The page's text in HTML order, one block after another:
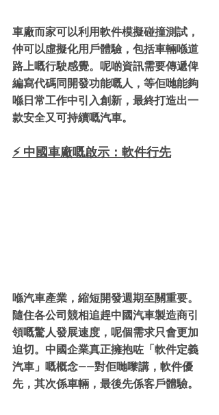
車廠而家可以利用軟件模擬碰撞測試，
仲可以虛擬化用戶體驗，包括車輛喺道
路上嘅行駛感覺。呢啲資訊需要傳遞俾
編寫代碼同開發功能嘅人，等佢哋能夠
喺日常工作中引入創新，最終打造出一
款安全又可持續嘅汽車。
⚡ 中國車廠嘅啟示：軟件行先
喺汽車產業，縮短開發週期至關重要。
隨住各公司競相追趕中國汽車製造商引
領嘅驚人發展速度，呢個需求只會更加
迫切。中國企業真正擁抱咗「軟件定義
汽車」嘅概念——對佢哋嚟講，軟件優
先，其次係車輛，最後先係客戶體驗。